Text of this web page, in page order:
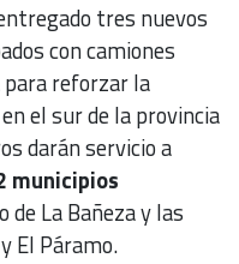
tres nuevos
con camiones
reforzar la
el sur de la provincia
darán servicio a
municipios
La Bañeza y las
El Páramo.